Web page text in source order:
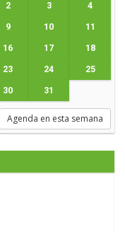
2 3 4
9 10 11
16 17 18
23 24 25
30 31
Agenda en esta semana